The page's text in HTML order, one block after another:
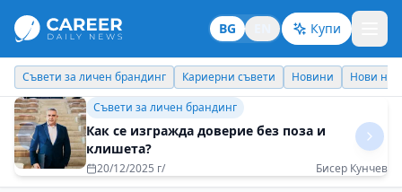
BG Купи
Кариерни съвети Новини Нови назначения Днес празнува
Личен брандинг
Не се страхувайте да искате повече от
живота
16/12/2025 г/ Виктория Игбаубоа